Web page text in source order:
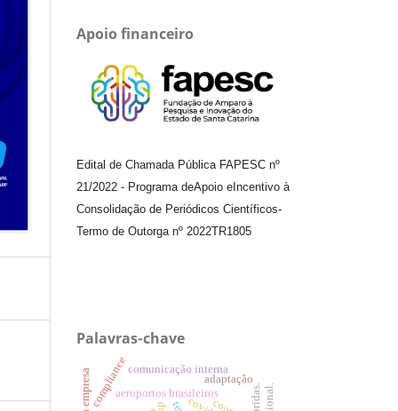
Apoio financeiro
Edital de Chamada Pública FAPESC nº
21/2022 - Programa deApoio e Incentivo à
Consolidação de Periódicos Científicos-
Termo de Outorga nº 2022TR1805
Palavras-chave
aeroportos brasileiros
compliance adaptação
comunicação interna